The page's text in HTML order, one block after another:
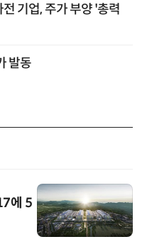
기업, 주가 부양 '총력
발동
에 5